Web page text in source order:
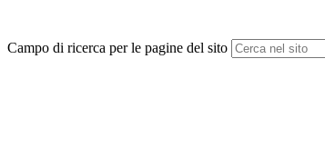
Campo di ricerca per le pagine del sito